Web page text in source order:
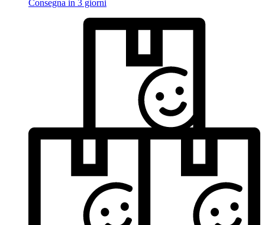
Consegna in 3 giorni